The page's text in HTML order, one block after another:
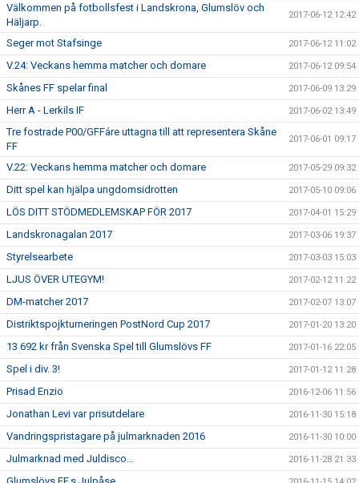
Välkommen på fotbollsfest i Landskrona, Glumslöv och
Häljarp.
2017-06-12 12:42
Seger mot Stafsinge 2017-06-12 11:02
V.24: Veckans hemma matcher och domare 2017-06-12 09:54
Skånes FF spelar final 2017-06-09 13:29
Herr A - Lerkils IF 2017-06-02 13:49
Tre fostrade P00/GFFáre uttagna till att representera Skåne
FF
2017-06-01 09:17
V.22: Veckans hemma matcher och domare 2017-05-29 09:32
Ditt spel kan hjälpa ungdomsidrotten 2017-05-10 09:06
LÖS DITT STÖDMEDLEMSKAP FÖR 2017 2017-04-01 15:29
Landskronagalan 2017 2017-03-06 19:37
Styrelsearbete 2017-03-03 15:03
LJUS ÖVER UTEGYM! 2017-02-12 11:22
DM-matcher 2017 2017-02-07 13:07
Distriktspojkturneringen PostNord Cup 2017 2017-01-20 13:20
13 692 kr från Svenska Spel till Glumslövs FF 2017-01-16 22:05
Spel i div. 3! 2017-01-12 11:28
Prisad Enzio 2016-12-06 11:56
Jonathan Levi var prisutdelare 2016-11-30 15:18
Vandringspristagare på julmarknaden 2016 2016-11-30 10:00
Julmarknad med Juldisco… 2016-11-28 21:33